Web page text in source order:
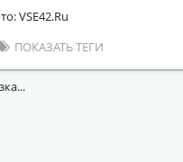
VSE42.Ru
ПОКАЗАТЬ ТЕГИ